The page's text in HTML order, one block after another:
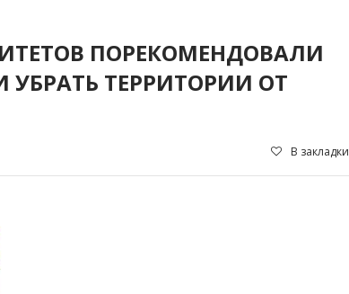
ПОРЕКОМЕНДОВАЛИ
ТЕРРИТОРИИ ОТ
В закладки